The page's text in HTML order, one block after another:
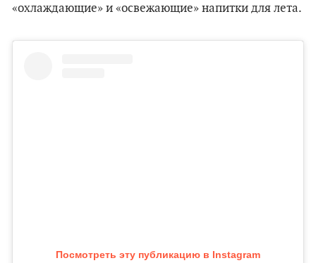
«охлаждающие» и «освежающие» напитки для лета.
Посмотреть эту публикацию в Instagram